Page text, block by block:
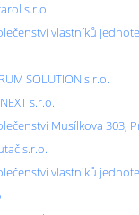
s.r.o.
vlastníků
SOLUTION s.r.o.
s.r.o.
Musílkova 303,
s.r.o.
vlastníků